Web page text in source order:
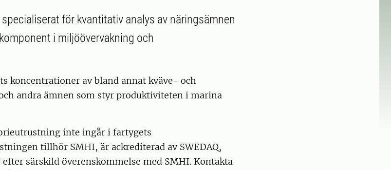
för kvantitativ analys av näringsämnen
i miljöövervakning och
koncentrationer av bland annat kväve- och
andra ämnen som styr produktiviteten i marina
inte ingår i fartygets
tillhör SMHI, är ackrediterad av SWEDAQ,
efter särskild överenskommelse med SMHI. Kontakta